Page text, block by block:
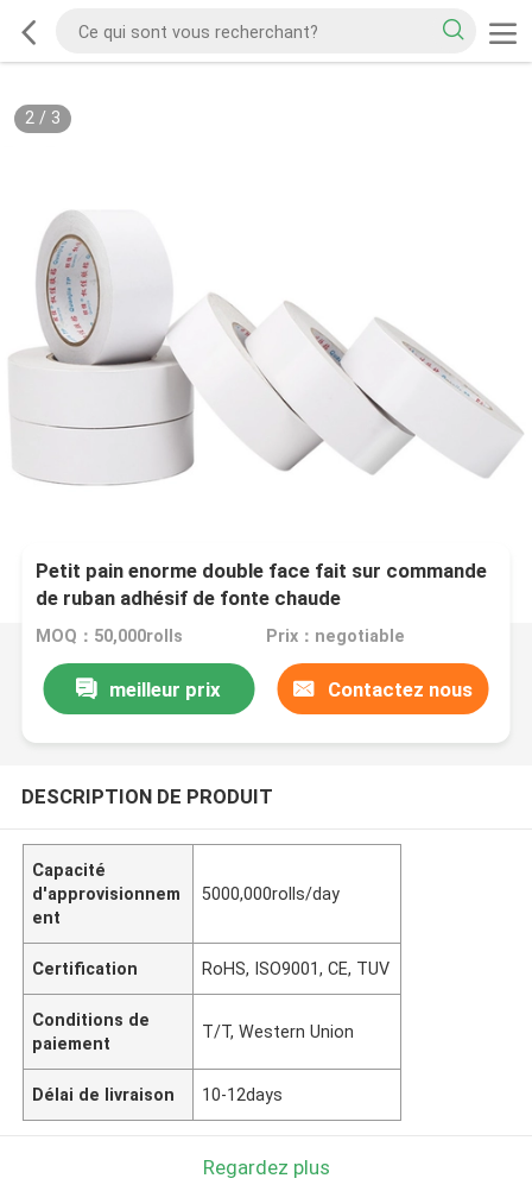
2/ 3
Petit pain enorme double face fait sur commande
de ruban adhésif de fonte chaude
MOQ：50,000rolls Prix：negotiable
meilleur prix Contactez nous
DESCRIPTION DE PRODUIT
Capacité
d'approvisionnem
ent
5000,000rolls/day
Certification RoHS, ISO9001, CE, TUV
Conditions de
paiement
T/T, Western Union
Délai de livraison 10-12days
Regardez plus